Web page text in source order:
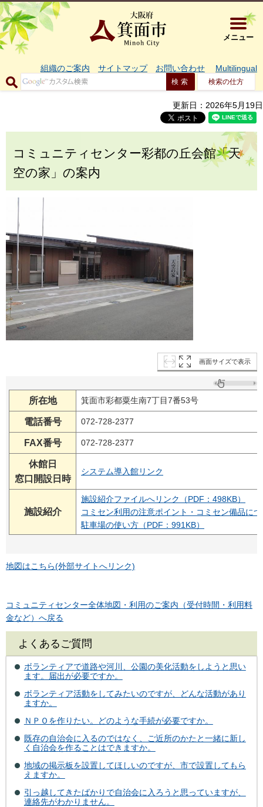
大阪府箕
メニュー
組織のご案内 サイトマップ お問い合わせ Multilingual
検索の仕方
更新日：2026年5月19日
コミュニティセンター彩都の丘会館「天
空の家」の案内
画面サイズで表示
所在地 箕面市彩都粟生南7丁目7番53号
電話番号 072-728-2377
FAX番号 072-728-2377
休館日
窓口開設日時
システム導入館リンク
施設紹介
施設紹介ファイルへリンク（PDF：498KB）
コミセン利用の注意ポイント・コミセン備品に
駐車場の使い方（PDF：991KB）
地図はこちら(外部サイトへリンク)
コミュニティセンター全体地図・利用のご案内（受付時間・利用料
金など）へ戻る
よくあるご質問
ボランティアで道路や河川、公園の美化活動をしようと思い
ます。届出が必要ですか。
ボランティア活動をしてみたいのですが、どんな活動があり
ますか。
ＮＰＯを作りたい。どのような手続が必要ですか。
既存の自治会に入るのではなく、ご近所のかたと一緒に新し
く自治会を作ることはできますか。
地域の掲示板を設置してほしいのですが、市で設置してもら
えますか。
引っ越してきたばかりで自治会に入ろうと思っていますが、
連絡先がわかりません。